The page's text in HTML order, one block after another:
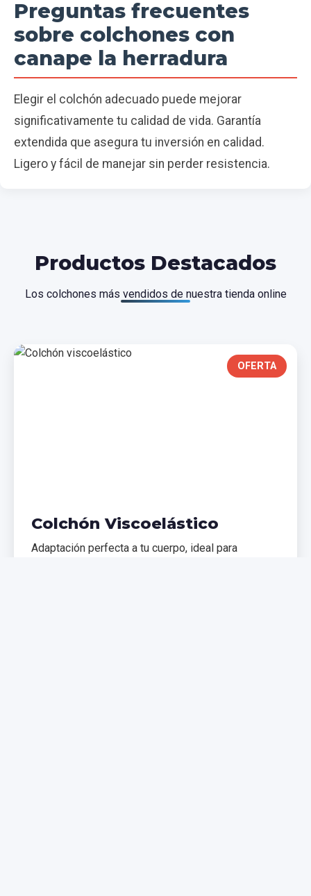
Preguntas frecuentes
sobre colchones con
canape la herradura
Elegir el colchón adecuado puede mejorar
significativamente tu calidad de vida. Garantía
extendida que asegura tu inversión en calidad.
Ligero y fácil de manejar sin perder resistencia.
Productos Destacados
Los colchones más vendidos de nuestra tienda online
OFERTA
Colchón Viscoelástico
Adaptación perfecta a tu cuerpo, ideal para